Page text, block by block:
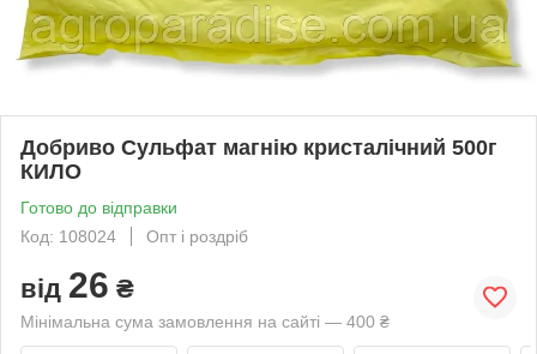
Добриво Сульфат магнію кристалічний 500г
КИЛО
Готово до відправки
Код: 108024
Опт і роздріб
від 26 ₴
Мінімальна сума замовлення на сайті — 400 ₴